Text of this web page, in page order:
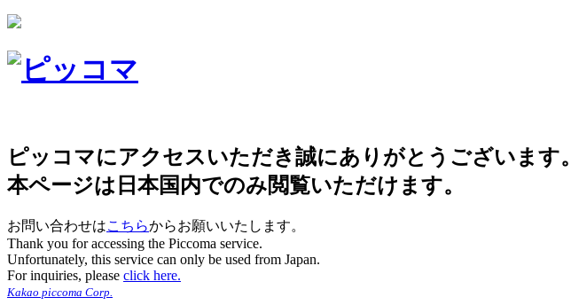
ピッコマにアクセスいただき誠にありがとうございます。
本ページは日本国内でのみ閲覧いただけます。
お問い合わせはこちらからお願いいたします。
Thank you for accessing the Piccoma service.
Unfortunately, this service can only be used from Japan.
For inquiries, please click here.
Kakao piccoma Corp.